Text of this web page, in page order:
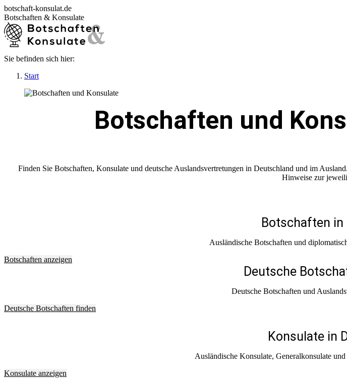
Zum
Inhalt
springen
botschaft-konsulat.de
Botschaften & Konsulate
Startseite
Botschaften im Ausland
Konsulate in Deutschland
Deutsche Konsulate im Ausland
Sie befinden sich hier:
Start
Botschaften und
Finden Sie Botschaften, Konsulate und deutsche Auslandsvertretungen in Deutschland und im
Hinweise zur
Botschaften in
Ausländische Botschaften und
Botschaften anzeigen
Deutsche
Deutsche Botschaften und
Deutsche Botschaften finden
Konsulate in
Ausländische Konsulate, Generalkonsulate
Konsulate anzeigen